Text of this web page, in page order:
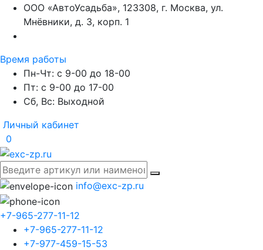
ООО «АвтоУсадьба», 123308, г. Москва, ул.
Мнёвники, д. 3, корп. 1
Время работы
Пн-Чт: с 9-00 до 18-00
Пт: с 9-00 до 17-00
Сб, Вс: Выходной
Личный кабинет
0
info@exc-zp.ru
+7-965-277-11-12
+7-965-277-11-12
+7-977-459-15-53